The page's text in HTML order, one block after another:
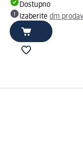
Dostupno
Izaberite dm